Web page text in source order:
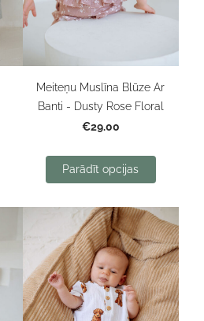
Meiteņu Muslīna Blūze Ar
Banti - Dusty Rose Floral
€29.00
Parādīt opcijas